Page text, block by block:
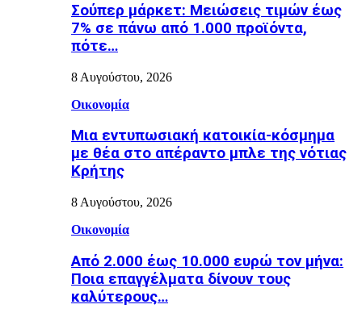
Σούπερ μάρκετ: Μειώσεις τιμών έως
7% σε πάνω από 1.000 προϊόντα,
πότε…
8 Αυγούστου, 2026
Οικονομία
Μια εντυπωσιακή κατοικία-κόσμημα
με θέα στο απέραντο μπλε της νότιας
Κρήτης
8 Αυγούστου, 2026
Οικονομία
Από 2.000 έως 10.000 ευρώ τον μήνα:
Ποια επαγγέλματα δίνουν τους
καλύτερους…